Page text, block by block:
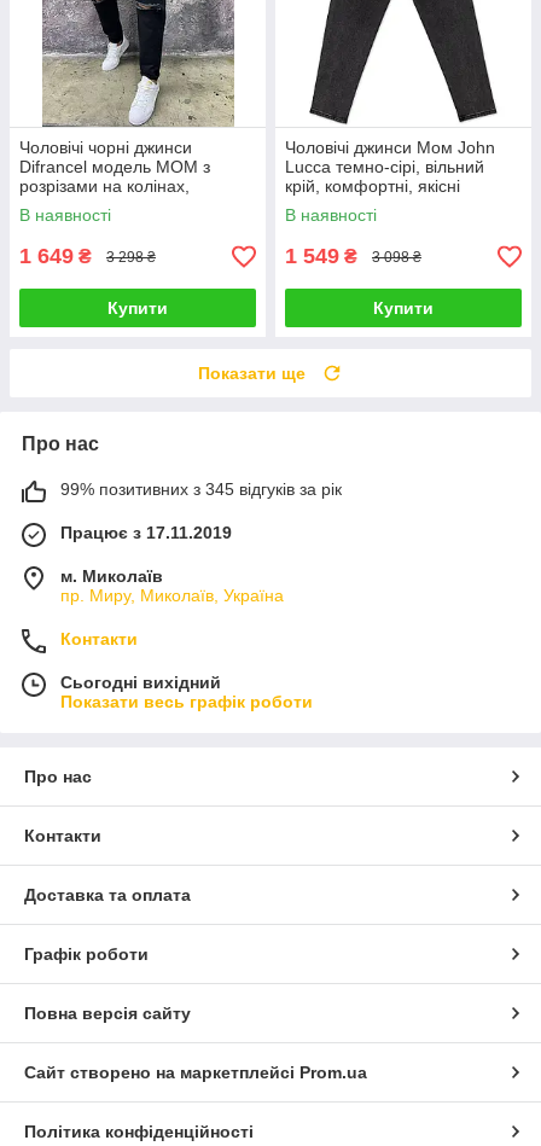
Чоловічі чорні джинси
Difrancel модель МОМ з
розрізами на колінах,
турецька преміальна якість
В наявності
1 649 ₴ 3 298 ₴
Купити
Чоловічі джинси Мом John
Lucca темно-сірі, вільний
крій, комфортні, якісні
В наявності
1 549 ₴ 3 098 ₴
Купити
Показати ще
Про нас
99% позитивних з 345 відгуків за рік
Працює з 17.11.2019
м. Миколаїв
пр. Миру, Миколаїв, Україна
Контакти
Сьогодні вихідний
Показати весь графік роботи
Про нас
Контакти
Доставка та оплата
Графік роботи
Повна версія сайту
Сайт створено на маркетплейсі Prom.ua
Політика конфіденційності